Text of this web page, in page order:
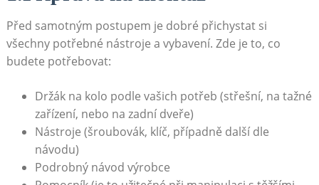
Před samotným ‌postupem je ‌dobré přichystat si
všechny potřebné nástroje ‍a vybavení. Zde je⁢ to, co
budete potřebovat:
Držák⁣ na ⁢kolo ‌podle vašich potřeb (střešní, na tažné
zařízení, nebo na zadní dveře)
Nástroje (šroubovák,⁤ klíč, případně‌ další dle‌
návodu)
Podrobný návod výrobce